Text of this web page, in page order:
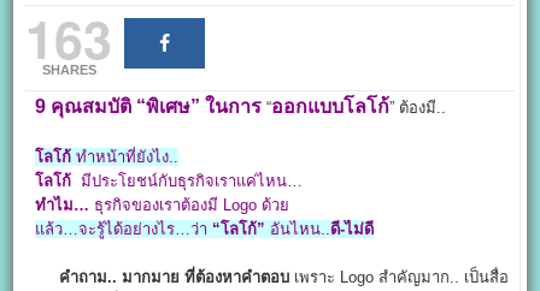
163
SHARES
9 คุณสมบัติ “พิเศษ” ในการ “ออกแบบโลโก้” ต้องมี..
โลโก้ ทำหน้าที่ยังไง..
โลโก้ มีประโยชน์กับธุรกิจเราแค่ไหน…
ทำไม… ธุรกิจของเราต้องมี Logo ด้วย
แล้ว…จะรู้ได้อย่างไร…ว่า “โลโก้” อันไหน..ดี-ไม่ดี
คำถาม.. มากมาย ที่ต้องหาคำตอบ เพราะ Logo สำคัญมาก.. เป็นสื่อ